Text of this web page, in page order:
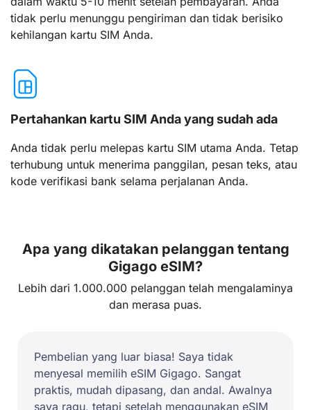
tidak perlu menunggu pengiriman dan tidak berisiko
kehilangan kartu SIM Anda.
Pertahankan kartu SIM Anda yang sudah ada
Anda tidak perlu melepas kartu SIM utama Anda. Tetap
terhubung untuk menerima panggilan, pesan teks, atau
kode verifikasi bank selama perjalanan Anda.
Apa yang dikatakan pelanggan tentang
Gigago eSIM?
Lebih dari 1.000.000 pelanggan telah mengalaminya
dan merasa puas.
Pembelian yang luar biasa! Saya tidak
menyesal memilih eSIM Gigago. Sangat
praktis, mudah dipasang, dan andal. Awalnya
saya ragu, tetapi setelah menggunakan eSIM